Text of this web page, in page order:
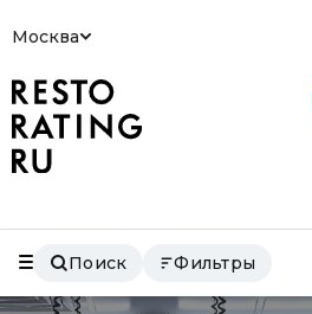
Москва
Поиск Фильтры